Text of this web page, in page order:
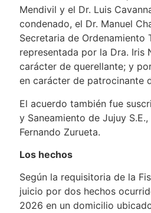
Mendivil y el Dr. Luis
condenado, el Dr. Manuel
Secretaria de Ordenamiento
representada por la Dra. Iris
carácter de querellante; y
en carácter de patrocinante
El acuerdo también fue
y Saneamiento de Jujuy
Fernando Zurueta.
Los hechos
Según la requisitoria de la
juicio por dos hechos
2026 en un domicilio